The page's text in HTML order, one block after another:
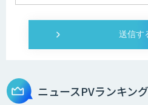
IMACEL
ニュースPVランキング